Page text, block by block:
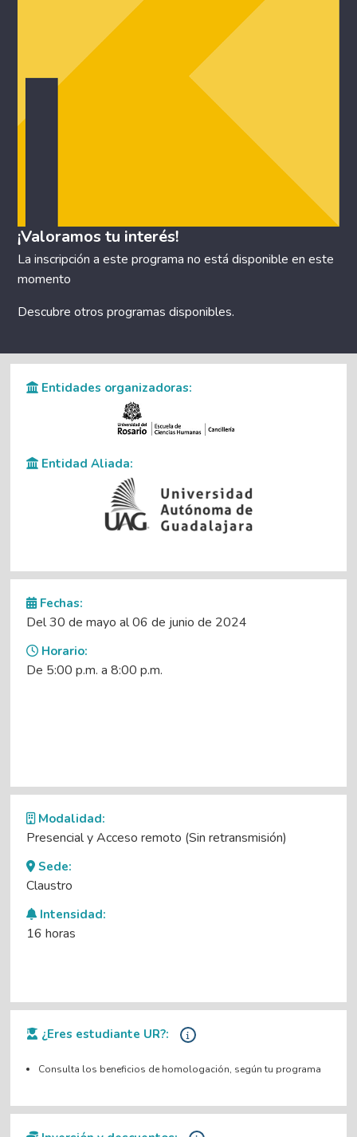
Entidades organizadoras:
Entidad Aliada:
Fechas:
Del 30 de mayo al 06 de junio de 2024
Horario:
De 5:00 p.m. a 8:00 p.m.
Modalidad:
Presencial y Acceso remoto (Sin retransmisión)
Sede:
Claustro
Intensidad:
16 horas
¿Eres estudiante UR?:
Consulta los beneficios de homologación, según tu programa
¡Valoramos tu interés!
La inscripción a este programa no está disponible en este
momento
Descubre otrosprogramas disponibles.